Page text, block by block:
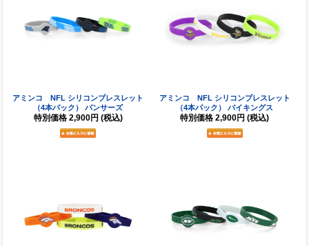
アミンコ NFL シリコンブレスレット
（4本パック） パンサーズ
特別価格 2,900円 (税込)
アミンコ NFL シリコンブレスレット
（4本パック） バイキングス
特別価格 2,900円 (税込)